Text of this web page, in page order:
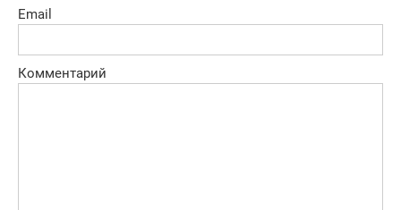
Email
Комментарий